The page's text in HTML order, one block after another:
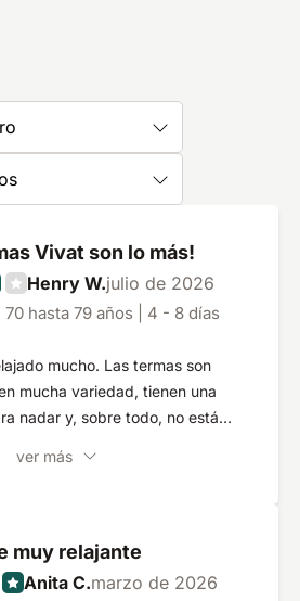
Vivat son lo más!
Henry W.julio de 2026
70 hasta 79 años | 4 - 8 días
mucho. Las termas son
mucha variedad, tienen una
nadar y, sobre todo, no están
ver más
muy relajante
Anita C.marzo de 2026